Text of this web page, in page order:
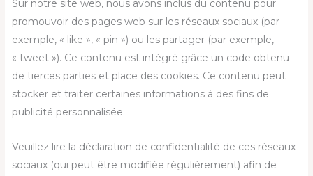
Sur notre site web, nous avons inclus du contenu pour
promouvoir des pages web sur les réseaux sociaux (par
exemple, « like », « pin ») ou les partager (par exemple,
« tweet »). Ce contenu est intégré grâce un code obtenu
de tierces parties et place des cookies. Ce contenu peut
stocker et traiter certaines informations à des fins de
publicité personnalisée.
Veuillez lire la déclaration de confidentialité de ces réseaux
sociaux (qui peut être modifiée régulièrement) afin de